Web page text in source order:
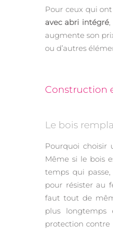
Pour ceux qui
avec abri intégré,
augmente son
ou d’autres
Construction
Le bois
Pourquoi
Même si le bois
temps qui
pour résister au
faut tout de
plus longtemps
protection contre